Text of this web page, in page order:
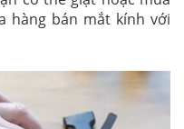
hàng bán mắt kính với